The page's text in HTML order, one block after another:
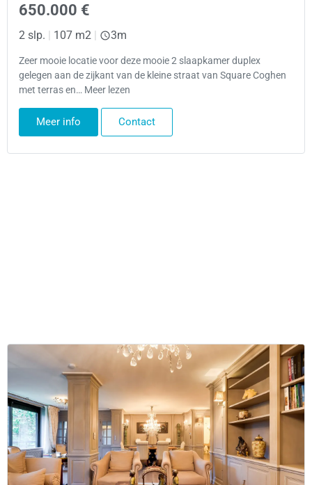
650.000 €
2 slp. | 107 m2 | 3m
Zeer mooie locatie voor deze mooie 2 slaapkamer duplex
gelegen aan de zijkant van de kleine straat van Square Coghen
met terras en… Meer lezen
Meer info Contact